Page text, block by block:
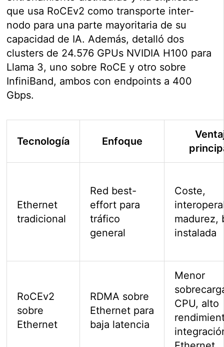
que usa RoCEv2 como transporte inter-
nodo para una parte mayoritaria de su
capacidad de IA. Además, detalló dos
clusters de 24.576 GPUs NVIDIA H100 para
Llama 3, uno sobre RoCE y otro sobre
InfiniBand, ambos con endpoints a 400
Gbps.
Tecnología Enfoque
Ethernet
tradicional
Red best-
effort para
tráfico
general
Coste,
madurez,
instalada
RoCEv2
sobre
Ethernet
RDMA sobre
Ethernet para
baja latencia
Menor
CPU, alto